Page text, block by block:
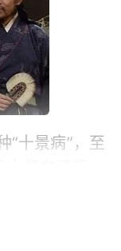
“十景病”，至
或八景，如
水”之类。”